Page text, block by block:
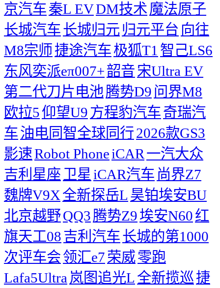
京汽车秦L EVDM技术 魔法原子
长城汽车长城归元 归元平台 向往
M8宗师 捷途汽车极狐T1 智己LS6
东风奕派eπ007+韶音 宋Ultra EV
第二代刀片电池腾势D9 问界M8
欧拉5仰望U9 方程豹汽车奇瑞汽
车油电同智全球同行2026款GS3
影速Robot PhoneiCAR一汽大众
吉利星座 卫星 iCAR汽车 尚界Z7
魏牌V9X全新探岳L 昊铂埃安BU
北京越野QQ3腾势Z9埃安N60红
旗天工08吉利汽车长城的第1000
次评车会领汇e7荣威零跑
Lafa5Ultra 岚图追光L 全新揽巡捷